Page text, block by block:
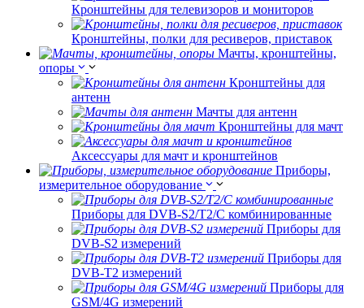
Кронштейны для телевизоров и мониторов
Кронштейны, полки для ресиверов, приставок
Мачты, кронштейны,
опоры
Кронштейны для
антенн
Мачты для антенн
Кронштейны для мачт
Аксессуары для мачт и кронштейнов
Приборы,
измерительное оборудование
Приборы для DVB-S2/T2/C комбинированные
Приборы для
DVB-S2 измерений
Приборы для
DVB-T2 измерений
Приборы для
GSM/4G измерений